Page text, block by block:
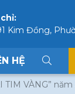
Kim Đồng,
HỆ
VÀNG” năm